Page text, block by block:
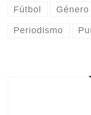
Fútbol Género
Periodismo